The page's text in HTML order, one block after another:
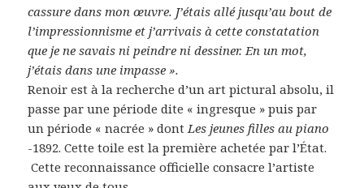
cassure dans mon œuvre. J’étais allé jusqu’au bout de
l’impressionnisme et j’arrivais à cette constatation
que je ne savais ni peindre ni dessiner. En un mot,
j’étais dans une impasse ».
Renoir est à la recherche d’un art pictural absolu, il
passe par une période dite « ingresque » puis par
un période « nacrée » dontLes jeunes filles au piano
-1892. Cette toile est la première achetée par l’État.
Cette reconnaissance officielle consacre l’artiste